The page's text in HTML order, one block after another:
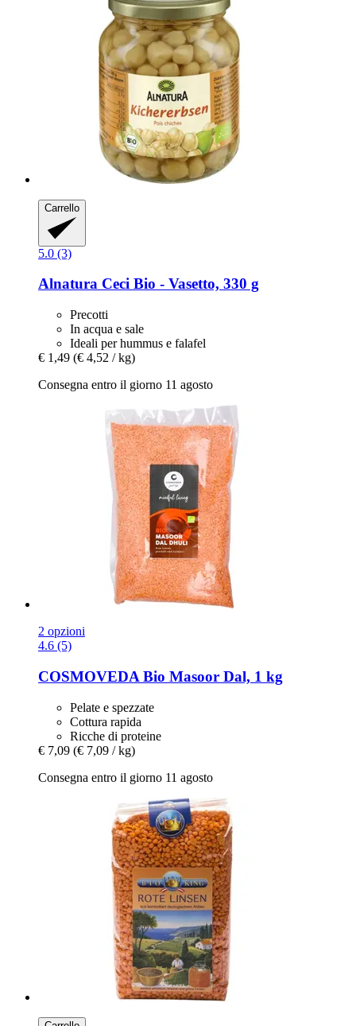
Carrello
5.0 (3)
Alnatura Ceci Bio -​ Vasetto, 330 g
Precotti
In acqua e sale
Ideali per hummus e falafel
€ 1,49 (€ 4,52 / kg)
Consegna entro il giorno 11 agosto
2 opzioni
4.6 (5)
COSMOVEDA Bio Masoor Dal, 1 kg
Pelate e spezzate
Cottura rapida
Ricche di proteine
€ 7,09 (€ 7,09 / kg)
Consegna entro il giorno 11 agosto